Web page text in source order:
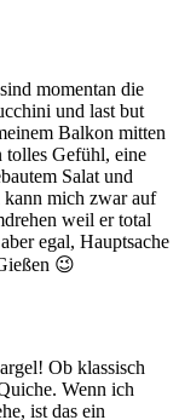
momentan die
und last but
Balkon mitten
tolles Gefühl, eine
Salat und
kann mich zwar auf
weil er total
egal, Hauptsache
😉
Ob klassisch
Wenn ich
ist das ein